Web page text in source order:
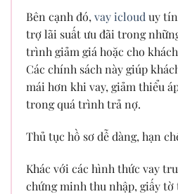
Bên cạnh đó, vay icloud uy
trợ lãi suất ưu đãi trong
trình giảm giá hoặc cho
Các chính sách này giúp
mái hơn khi vay, giảm thiểu
trong quá trình trả nợ.
Thủ tục hồ sơ dễ dàng, hạn
Khác với các hình thức vay
chứng minh thu nhập, giấy tờ